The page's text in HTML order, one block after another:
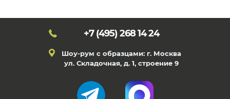
+7 (495) 268 14 24
Шоу-рум с образцами: г. Москва
ул. Складочная, д. 1, строение 9